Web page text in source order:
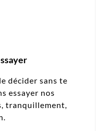
décider sans te
essayer nos
tranquillement,